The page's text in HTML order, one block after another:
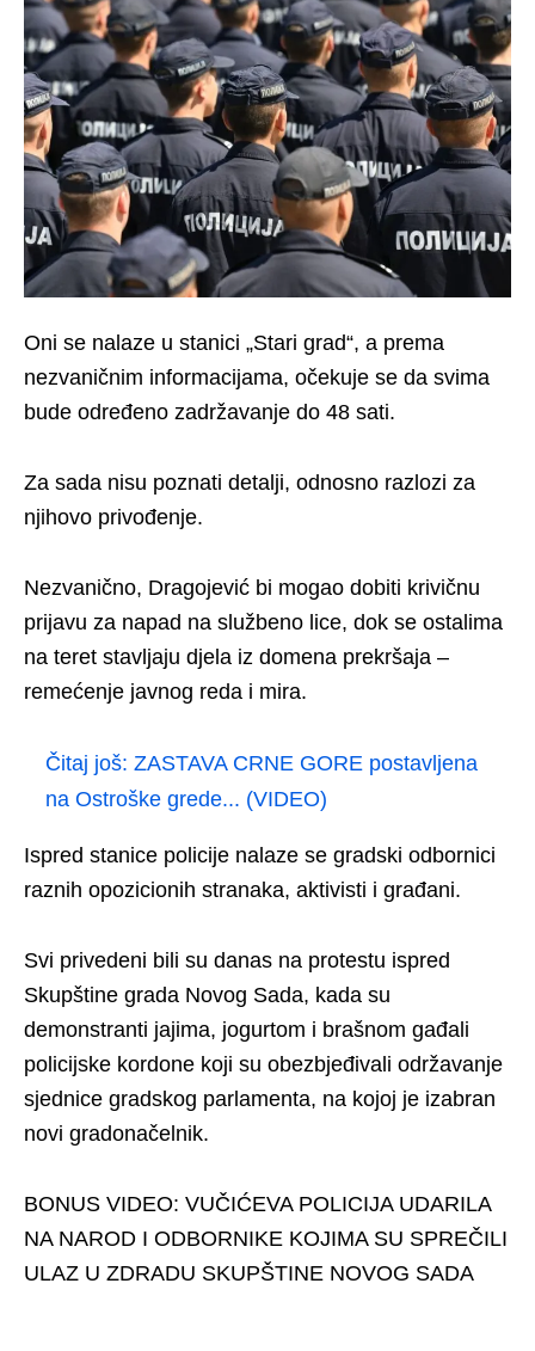
Oni se nalaze u stanici „Stari grad“, a prema
nezvaničnim informacijama, očekuje se da svima
bude određeno zadržavanje do 48 sati.
Za sada nisu poznati detalji, odnosno razlozi za
njihovo privođenje.
Nezvanično, Dragojević bi mogao dobiti krivičnu
prijavu za napad na službeno lice, dok se ostalima
na teret stavljaju djela iz domena prekršaja –
remećenje javnog reda i mira.
Čitaj još: ZASTAVA CRNE GORE postavljena
na Ostroške grede... (VIDEO)
Ispred stanice policije nalaze se gradski odbornici
raznih opozicionih stranaka, aktivisti i građani.
Svi privedeni bili su danas na protestu ispred
Skupštine grada Novog Sada, kada su
demonstranti jajima, jogurtom i brašnom gađali
policijske kordone koji su obezbjeđivali održavanje
sjednice gradskog parlamenta, na kojoj je izabran
novi gradonačelnik.
BONUS VIDEO: VUČIĆEVA POLICIJA UDARILA
NA NAROD I ODBORNIKE KOJIMA SU SPREČILI
ULAZ U ZDRADU SKUPŠTINE NOVOG SADA